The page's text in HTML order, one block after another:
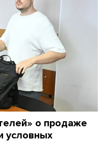
о продаже
условных